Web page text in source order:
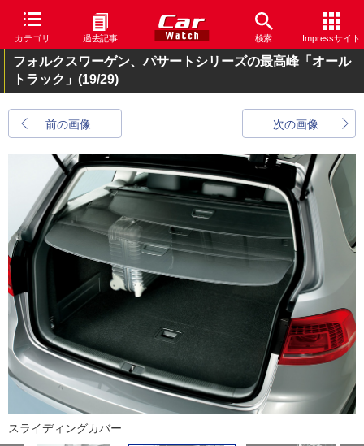
カテゴリ 過去記事 検索 Impressサイト
フォルクスワーゲン、パサートシリーズの最高峰「オール
トラック」 (19/29)
前の画像 次の画像
スライディングカバー